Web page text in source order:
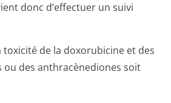
donc d’effectuer un suivi
toxicité de la doxorubicine et des
des anthracènediones soit